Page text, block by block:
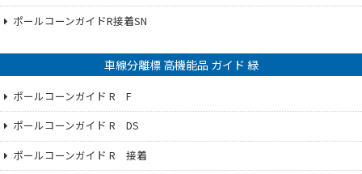
ポールコーンガイドR接着SN
車線分離標 高機能品 ガイド 緑
ポールコーンガイド R F
ポールコーンガイド R DS
ポールコーンガイド R 接着